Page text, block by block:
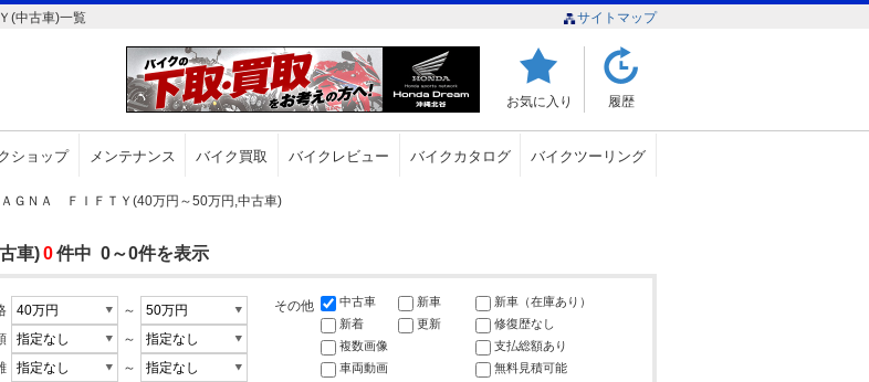
(中古車)一覧 サイトマップ
お気に入り 履歴
ショップ メンテナンス バイク買取 バイクレビュー バイクカタログ バイクツーリング
ＡＧＮＡ ＦＩＦＴＹ(40万円～50万円,中古車)
車)0件中 0～0件を表示
～
～
～
その他 中古車 新車
新車（在庫あり）
新着
更新
修復歴なし
複数画像
支払総額あり
車両動画
無料見積可能